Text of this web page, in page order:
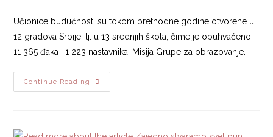
Učionice budućnosti su tokom prethodne godine otvorene u
12 gradova Srbije, tj. u 13 srednjih škola, čime je obuhvaćeno
11 365 đaka i 1 223 nastavnika. Misija Grupe za obrazovanje…
Continue Reading